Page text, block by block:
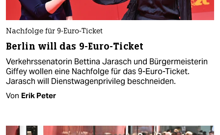
Nachfolge für 9-Euro-Ticket
Berlin will das 9-Euro-Ticket
Verkehrssenatorin Bettina Jarasch und Bürgermeisterin
Giffey wollen eine Nachfolge für das 9-Euro-Ticket.
Jarasch will Dienstwagenprivileg beschneiden.
Von Erik Peter